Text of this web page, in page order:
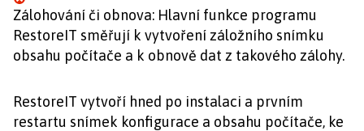
Zálohování či obnova: Hlavní funkce programu
RestoreIT směřují k vytvoření záložního snímku
obsahu počítače a k obnově dat z takového zálohy.
RestoreIT vytvoří hned po instalaci a prvním
restartu snímek konfigurace a obsahu počítače, ke